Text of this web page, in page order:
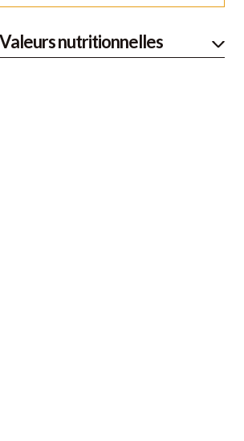
nutritionnelles